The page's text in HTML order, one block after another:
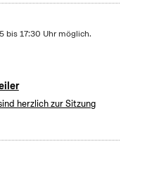
bis 17:30 Uhr möglich.
herzlich zur Sitzung